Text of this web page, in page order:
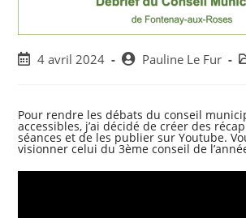
Post4 avril 2024
PostPauline Le Fur
Pour rendre les débats du conseil
accessibles, j’ai décidé de créer des
séances et de les publier sur Youtube.
visionner celui du 3ème conseil de